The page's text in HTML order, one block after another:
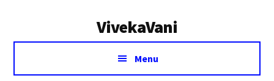
VivekaVani
Voice
Vivekananda
Menu